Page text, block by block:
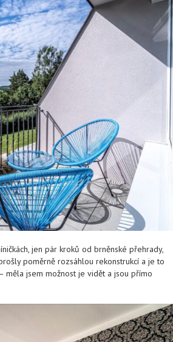
jen pár kroků od brněnské přehrady,
poměrně rozsáhlou rekonstrukcí a je to
jsem možnost je vidět a jsou přímo